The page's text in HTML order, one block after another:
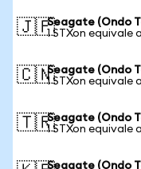
🇯🇵Seagate (Ondo
1 STXon equivale
🇨🇳Seagate (Ondo
1 STXon equivale
🇹🇷Seagate (Ondo
1 STXon equivale
Seagate (Ondo